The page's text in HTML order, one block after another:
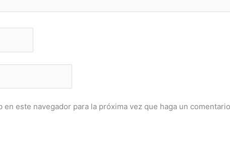
este navegador para la próxima vez que haga un